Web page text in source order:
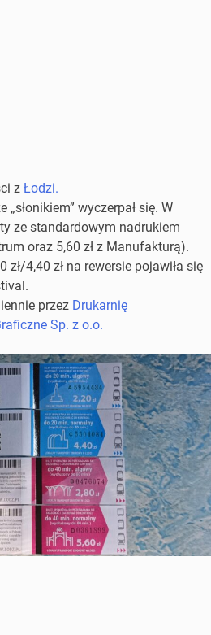
z Łodzi.
wyczerpał się. W
ze standardowym nadrukiem
oraz 5,60 zł z Manufakturą).
4,40 zł na rewersie pojawiła się
przez Drukarnię
Sp. z o.o.